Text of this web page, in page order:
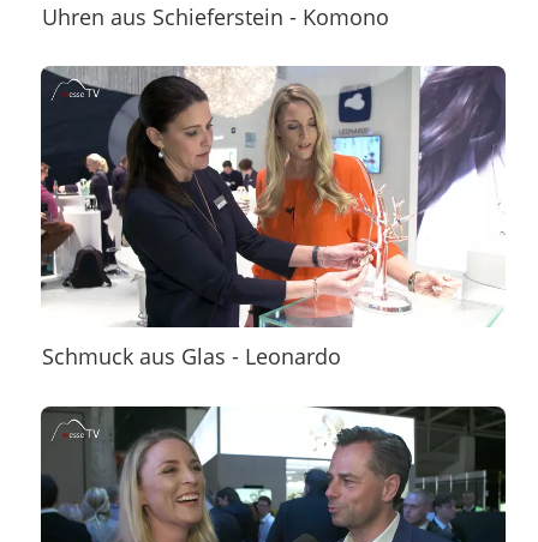
Uhren aus Schieferstein - Komono
Schmuck aus Glas - Leonardo